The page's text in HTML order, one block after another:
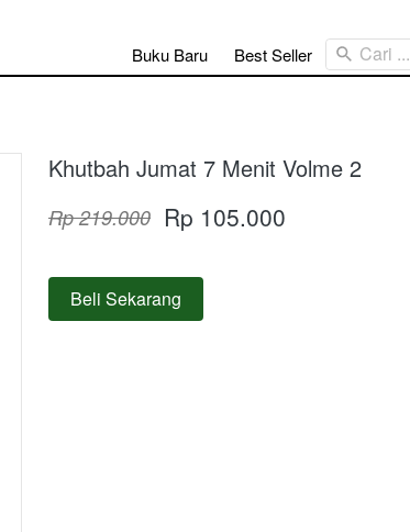
Buku Baru Best Seller Cari ...
Khutbah Jumat 7 Menit Volme 2
Rp 219.000 Rp 105.000
`Beli Sekarang